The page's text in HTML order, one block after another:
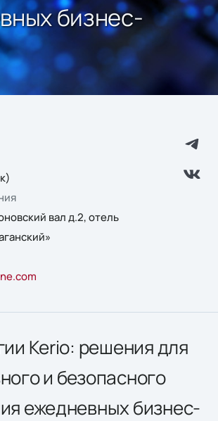
бизнес-
вал д.2, отель
Kerio: решения для
и безопасного
ежедневных бизнес-